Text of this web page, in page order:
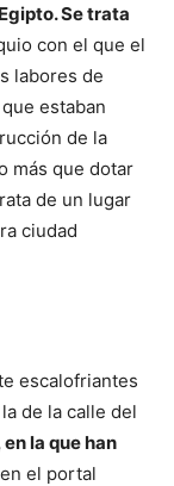
Se trata
con el que el
labores de
estaban
de la
más que dotar
de un lugar
ciudad
escalofriantes
de la calle del
la que han
el portal